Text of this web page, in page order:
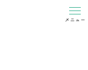
メニュー